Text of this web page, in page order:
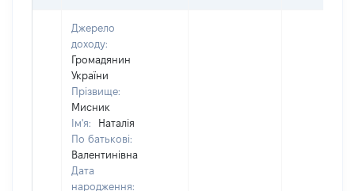
Джерело
доходу:
Громадянин
України
Прізвище:
Мисник
Ім'я:
Наталія
По батькові:
Валентинівна
Дата
народження: